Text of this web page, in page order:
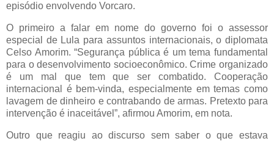
episódio envolvendo Vorcaro.
O primeiro a falar em nome do governo foi o assessor
especial de Lula para assuntos internacionais, o diplomata
Celso Amorim. “Segurança pública é um tema fundamental
para o desenvolvimento socioeconômico. Crime organizado
é um mal que tem que ser combatido. Cooperação
internacional é bem-vinda, especialmente em temas como
lavagem de dinheiro e contrabando de armas. Pretexto para
intervenção é inaceitável”, afirmou Amorim, em nota.
Outro que reagiu ao discurso sem saber o que estava